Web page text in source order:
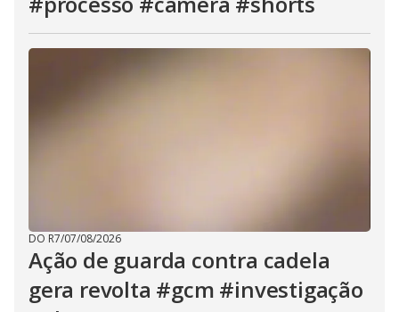
DO R7/07/08/2026
Ação de guarda contra cadela
gera revolta #gcm #investigação